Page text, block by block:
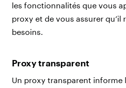
les fonctionnalités que vous
proxy et de vous assurer qu’il
besoins.
Proxy transparent
Un proxy transparent informe